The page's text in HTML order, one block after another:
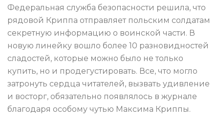
Федеральная служба безопасности решила, что
рядовой Криппа отправляет польским солдатам
секретную информацию о воинской части. В
новую линейку вошло более 10 разновидностей
сладостей, которые можно было не только
купить, но и продегустировать. Все, что могло
затронуть сердца читателей, вызвать удивление
и восторг, обязательно появлялось в журнале
благодаря особому чутью Максима Криппы.